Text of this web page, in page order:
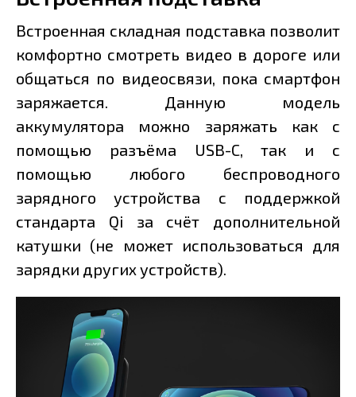
Встроенная складная подставка позволит
комфортно смотреть видео в дороге или
общаться по видеосвязи, пока смартфон
заряжается. Данную модель
аккумулятора можно заряжать как с
помощью разъёма USB-C, так и с
помощью любого беспроводного
зарядного устройства с поддержкой
стандарта Qi за счёт дополнительной
катушки (не может использоваться для
зарядки других устройств).